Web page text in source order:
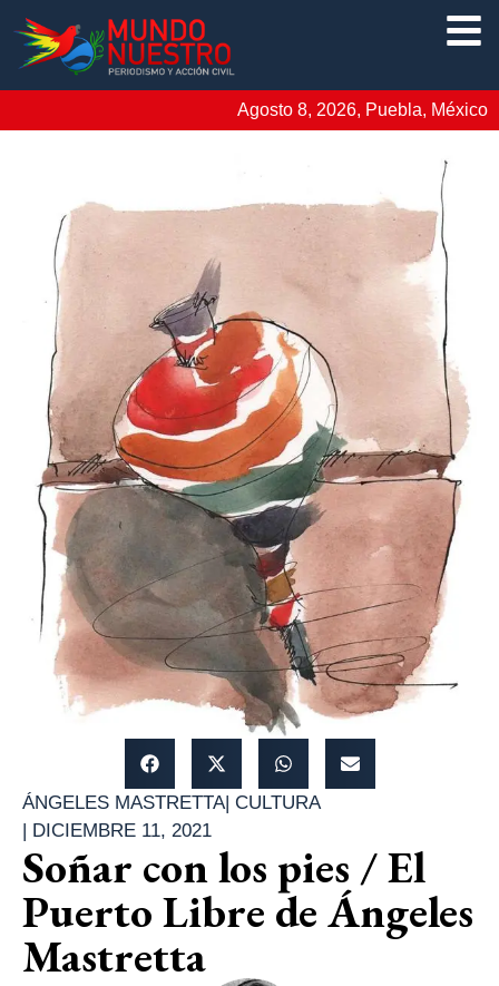
Agosto 8, 2026, Puebla, México
ÁNGELES MASTRETTA| CULTURA
| DICIEMBRE 11, 2021
Soñar con los pies / El
Puerto Libre de Ángeles
Mastretta